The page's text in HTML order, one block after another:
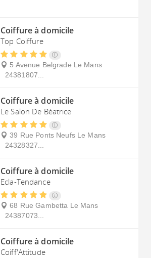
Coiffure à domicile
Top Coiffure
5 Avenue Belgrade Le Mans
24381807...
Coiffure à domicile
Le Salon De Béatrice
39 Rue Ponts Neufs Le Mans
24328327...
Coiffure à domicile
Ecla-Tendance
68 Rue Gambetta Le Mans
24387073...
Coiffure à domicile
Coiff'Attitude